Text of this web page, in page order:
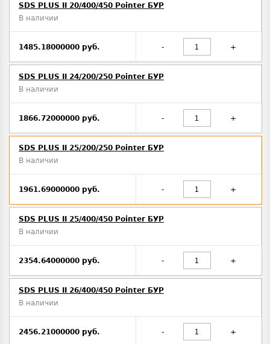
SDS PLUS II 20/400/450 Pointer БУР
В наличии
1485.18000000 руб. - +
SDS PLUS II 24/200/250 Pointer БУР
В наличии
1866.72000000 руб. - +
SDS PLUS II 25/200/250 Pointer БУР
В наличии
1961.69000000 руб. - +
SDS PLUS II 25/400/450 Pointer БУР
В наличии
2354.64000000 руб. - +
SDS PLUS II 26/400/450 Pointer БУР
В наличии
2456.21000000 руб. - +